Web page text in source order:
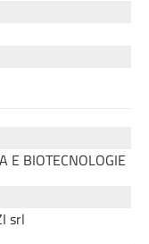
E BIOTECNOLOGIE
srl